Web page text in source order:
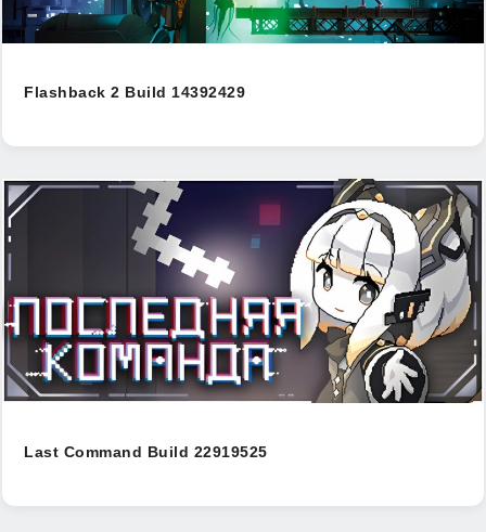
Flashback 2 Build 14392429
Last Command Build 22919525